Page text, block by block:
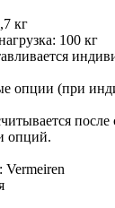
кг
100 кг
опции (при
после
опций.
Vermeiren